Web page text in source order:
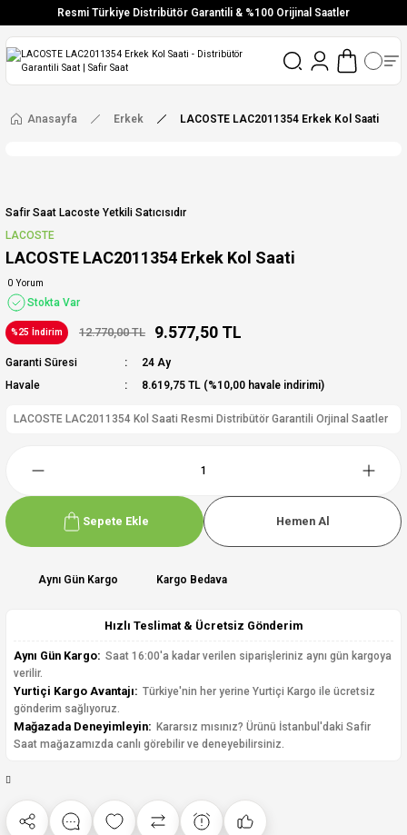
Resmi Türkiye Distribütör Garantili & %100 Orijinal Saatler
Vade Farksız 6 Taksit
Ücretsiz Kargo
Anasayfa Erkek LACOSTE LAC2011354 Erkek Kol Saati
Safir Saat Lacoste Yetkili Satıcısıdır
LACOSTE
LACOSTE LAC2011354 Erkek Kol Saati
0 Yorum
Stokta Var
%25 İndirim 12.770,00 TL 9.577,50 TL
Garanti Süresi
24 Ay
Havale
8.619,75 TL (%10,00 havale indirimi)
LACOSTE LAC2011354 Kol Saati Resmi Distribütör Garantili Orjinal Saatler
Sepete Ekle Hemen Al
Aynı Gün Kargo Kargo Bedava
Hızlı Teslimat & Ücretsiz Gönderim
Aynı Gün Kargo: Saat 16:00'a kadar verilen siparişleriniz aynı gün kargoya
verilir.
Yurtiçi Kargo Avantajı: Türkiye'nin her yerine Yurtiçi Kargo ile ücretsiz
gönderim sağlıyoruz.
Mağazada Deneyimleyin: Kararsız mısınız? Ürünü İstanbul'daki Safir
Saat mağazamızda canlı görebilir ve deneyebilirsiniz.